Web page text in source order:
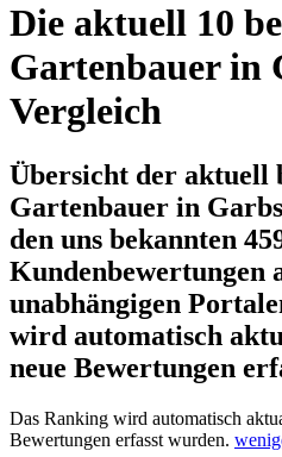
Die aktuell 10
Gartenbauer in
Vergleich
Übersicht der aktuell
Gartenbauer in
den uns bekannten
Kundenbewertungen
unabhängigen
wird automatisch
neue Bewertungen
Das Ranking wird automatisch
Bewertungen erfasst wurden.